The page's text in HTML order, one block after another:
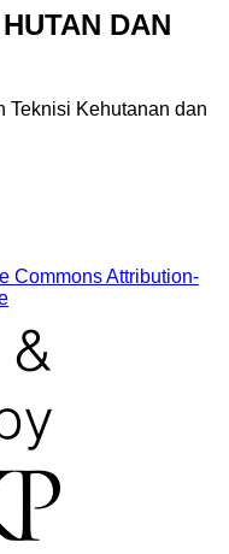
DAN
Teknisi Kehutanan dan
Commons Attribution-